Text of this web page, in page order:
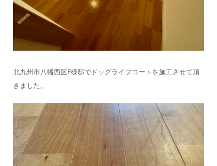
北九州市八幡西区F様邸でドッグライフコートを施工させて頂
きました。